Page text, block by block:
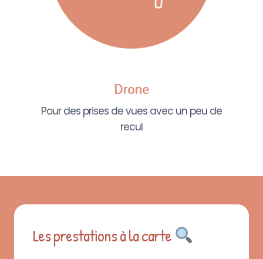
Drone
Pour des prises de vues avec un peu de
recul
Les prestations à la carte